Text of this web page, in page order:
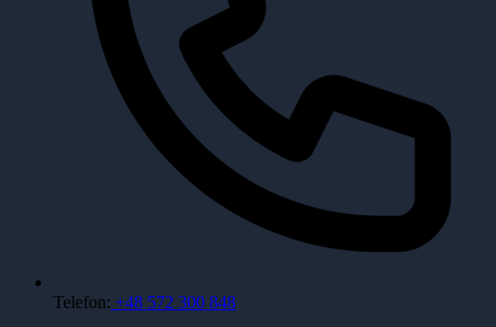
Telefon: +48 572 300 848